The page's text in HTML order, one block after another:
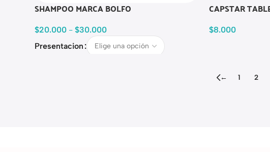
SHAMPOO MARCA BOLFO
$20.000 - $30.000
Presentacion
CAPSTAR
$8.000
← 1 2